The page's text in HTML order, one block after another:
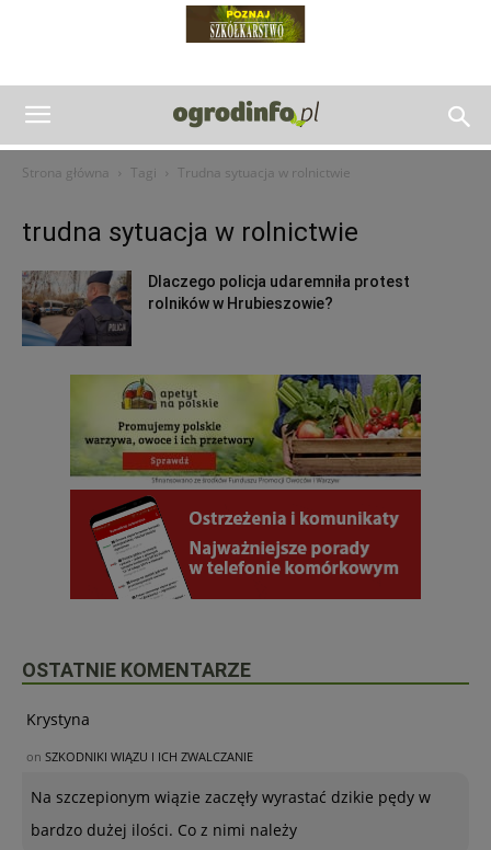
Strona główna Tagi Trudna sytuacja w rolnictwie
trudna sytuacja w rolnictwie
Dlaczego policja udaremniła protest
rolników w Hrubieszowie?
OSTATNIE KOMENTARZE
Krystyna
on SZKODNIKI WIĄZU I ICH ZWALCZANIE
Na szczepionym wiązie zaczęły wyrastać dzikie pędy w
bardzo dużej ilości. Co z nimi należy